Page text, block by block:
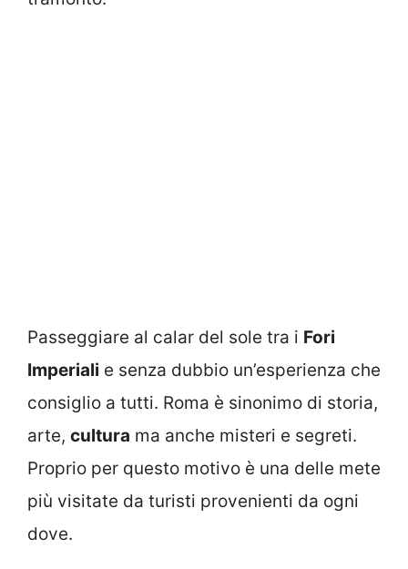
Passeggiare al calar del sole tra i Fori
Imperiali e senza dubbio un’esperienza che
consiglio a tutti. Roma è sinonimo di storia,
arte, cultura ma anche misteri e segreti.
Proprio per questo motivo è una delle mete
più visitate da turisti provenienti da ogni
dove.